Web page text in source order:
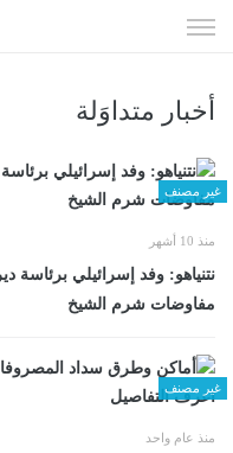
الى
أخبار متداوَلة
غير مصنف
منذ 10 أشهر
نتنياهو: وفد إسرائيلي
مفاوضات شرم الشيخ
غير مصنف
منذ عام واحد